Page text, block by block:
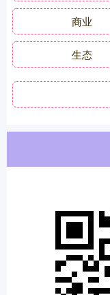
商业
生态